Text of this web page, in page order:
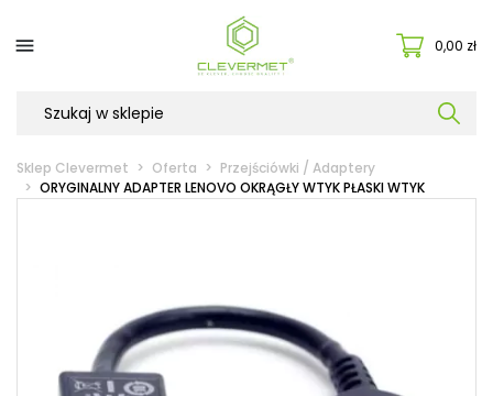
 0,00 zł
Sklep Clevermet Oferta
Przejściówki / Adaptery
ORYGINALNY ADAPTER LENOVO OKRĄGŁY WTYK PŁASKI WTYK